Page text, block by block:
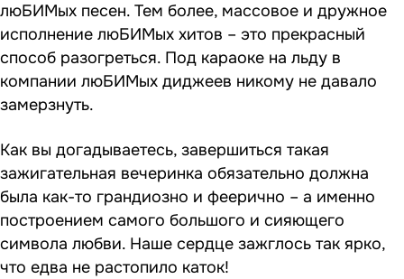
люБИМых песен. Тем более, массовое и дружное
исполнение люБИМых хитов – это прекрасный
способ разогреться. Под караоке на льду в
компании люБИМых диджеев никому не давало
замерзнуть.
Как вы догадываетесь, завершиться такая
зажигательная вечеринка обязательно должна
была как-то грандиозно и феерично – а именно
построением самого большого и сияющего
символа любви. Наше сердце зажглось так ярко,
что едва не растопило каток!